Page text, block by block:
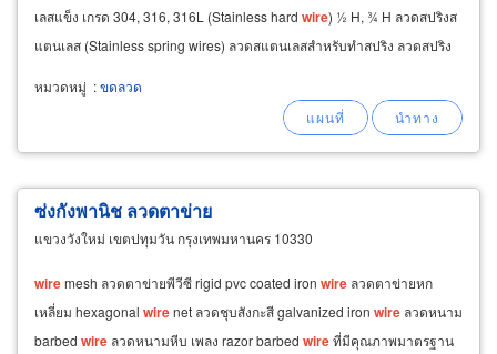
เลสแข็ง เกรด 304, 316, 316L (Stainless hard wire) ½ H, ¾ H ลวดสปริงส
แตนเลส (Stainless spring wires) ลวดสแตนเลสสำหรับทำสปริง ลวดสปริง
หมวดหมู่ :ขดลวด
ซ่งกังพานิช ลวดตาข่าย
แขวงวังใหม่ เขตปทุมวัน กรุงเทพมหานคร 10330
wiremesh ลวดตาข่ายพีวีซี rigid pvc coated iron wire ลวดตาข่ายหก
เหลี่ยม hexagonal wirenet ลวดชุบสังกะสี galvanized iron wire ลวดหนาม
barbed wire ลวดหนามหีบ เพลง razor barbed wireที่มีคุณภาพมาตรฐาน